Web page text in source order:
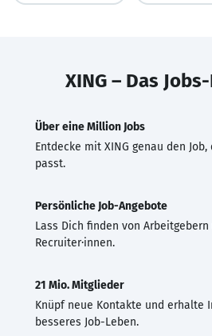
XING – Das
Über eine Million Jobs
Entdecke mit XING genau den
passt.
Persönliche Job-Angebote
Lass Dich finden von
Recruiter·innen.
21 Mio. Mitglieder
Knüpf neue Kontakte und erhalte
besseres Job-Leben.